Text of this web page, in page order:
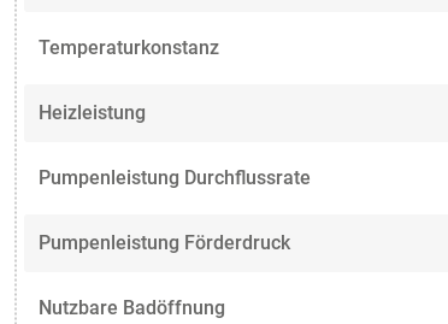
Temperaturkonstanz
Heizleistung
Pumpenleistung Durchflussrate
Pumpenleistung Förderdruck
Nutzbare Badöffnung